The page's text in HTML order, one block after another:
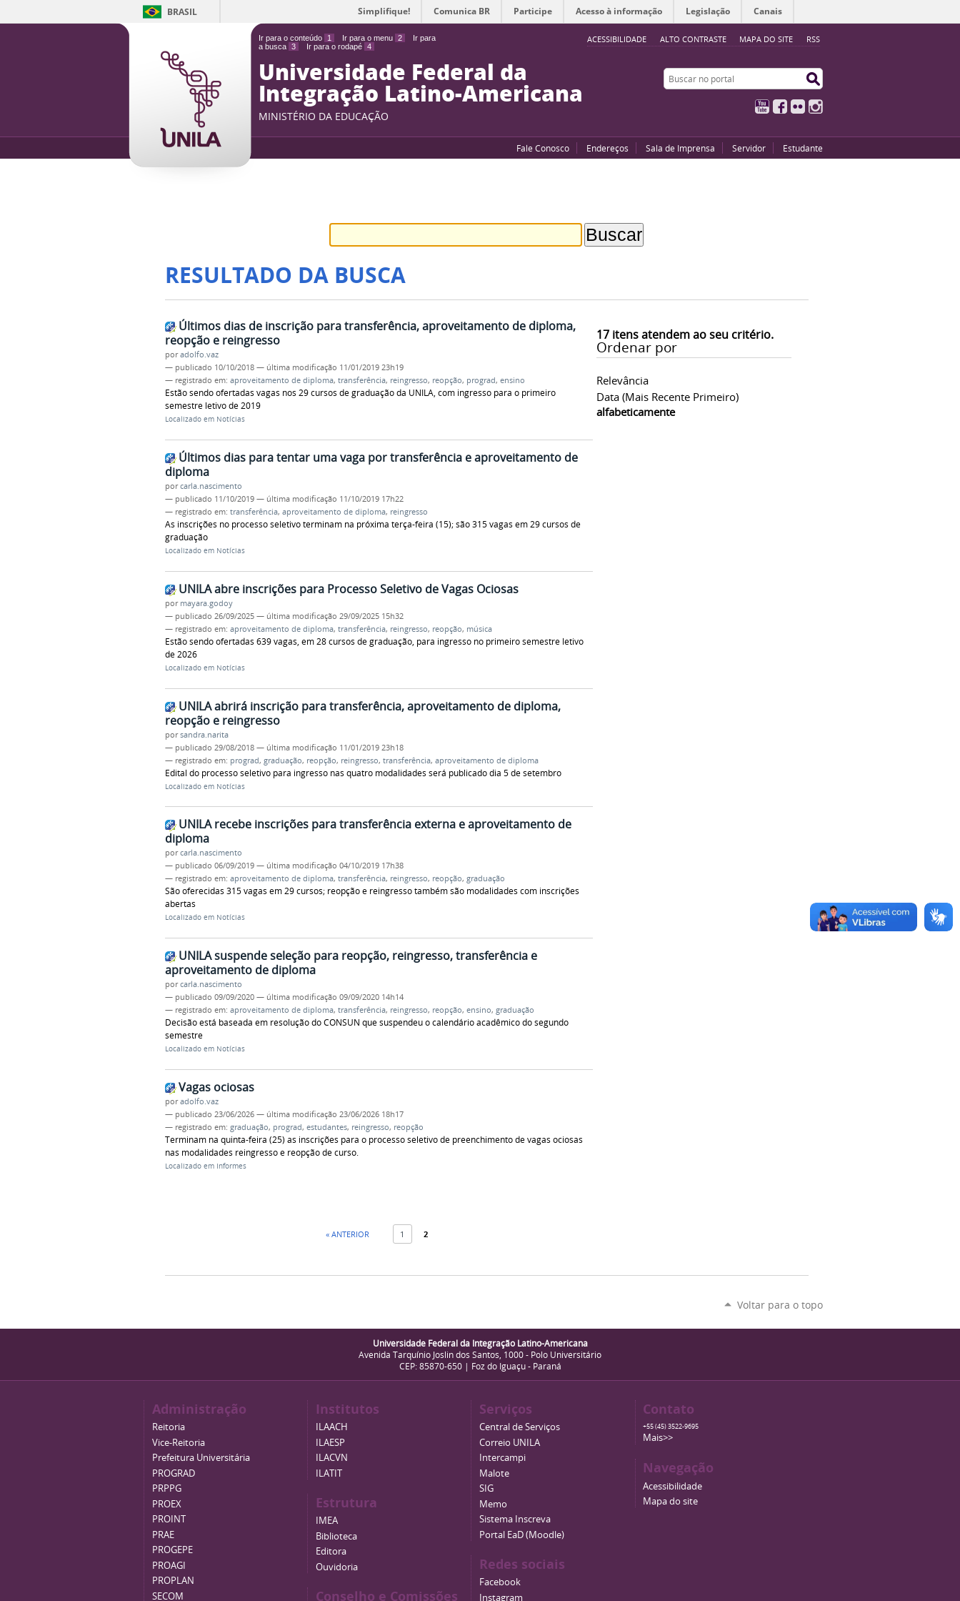
Ir para o conteúdo 1 Ir para o menu 2
Ir para
a busca 3 Ir para o rodapé 4
ACESSIBILIDADE ALTO CONTRASTE MAPA DO SITE RSS
BRASIL Simplifique! Comunica BR Participe Acesso à informação Legislação Canais
Universidade Federal da
Integração Latino-Americana
MINISTÉRIO DA EDUCAÇÃO
Buscar no portal
YouTubeFacebook
Flickr
Fale Conosco Endereços Sala de Imprensa Servidor Estudante
RESULTADO DA BUSCA
17itens atendem ao seu critério.
Ordenar por
Relevância
Data (mais Recente Primeiro)
alfabeticamente
Últimos dias de inscrição para transferência, aproveitamento de diploma,
reopção e reingresso
poradolfo.vaz
— publicado 10/10/2018 — última modificação 11/01/2019 23h19
— registrado em: aproveitamento de diploma, transferência, reingresso, reopção, prograd, ensino
Estão sendo ofertadas vagas nos 29 cursos de graduação da UNILA, com ingresso para o primeiro
semestre letivo de 2019
Localizado em Notícias
Últimos dias para tentar uma vaga por transferência e aproveitamento de
diploma
porcarla.nascimento
— publicado 11/10/2019 — última modificação 11/10/2019 17h22
— registrado em: transferência, aproveitamento de diploma, reingresso
As inscrições no processo seletivo terminam na próxima terça-feira (15); são 315 vagas em 29 cursos de
graduação
Localizado em Notícias
UNILA abre inscrições para Processo Seletivo de Vagas Ociosas
por mayara.godoy
— publicado 26/09/2025 — última modificação 29/09/2025 15h32
— registrado em: aproveitamento de diploma, transferência, reingresso, reopção, música
Estão sendo ofertadas 639 vagas, em 28 cursos de graduação, para ingresso no primeiro semestre letivo
de 2026
Localizado em Notícias
UNILA abrirá inscrição para transferência, aproveitamento de diploma,
reopção e reingresso
porsandra.narita
— publicado 29/08/2018 — última modificação 11/01/2019 23h18
— registrado em: prograd, graduação, reopção, reingresso, transferência, aproveitamento de diploma
Edital do processo seletivo para ingresso nas quatro modalidades será publicado dia 5 de setembro
Localizado em Notícias
UNILA recebe inscrições para transferência externa e aproveitamento de
diploma
porcarla.nascimento
— publicado 06/09/2019 — última modificação 04/10/2019 17h38
— registrado em: aproveitamento de diploma, transferência, reingresso, reopção, graduação
São oferecidas 315 vagas em 29 cursos; reopção e reingresso também são modalidades com inscrições
abertas
Localizado em Notícias
UNILA suspende seleção para reopção, reingresso, transferência e
aproveitamento de diploma
porcarla.nascimento
— publicado 09/09/2020 — última modificação 09/09/2020 14h14
— registrado em: aproveitamento de diploma, transferência, reingresso, reopção, ensino, graduação
Decisão está baseada em resolução do CONSUN que suspendeu o calendário acadêmico do segundo
semestre
Localizado em Notícias
Vagas ociosas
poradolfo.vaz
— publicado 23/06/2026 — última modificação 23/06/2026 18h17
— registrado em: graduação, prograd, estudantes, reingresso, reopção
Terminam na quinta-feira (25) as inscrições para o processo seletivo de preenchimento de vagas ociosas
nas modalidades reingresso e reopção de curso.
Localizado em Informes
« ANTERIOR 1 2
Voltar para o topo
Universidade Federal da Integração Latino-Americana
Avenida Tarquínio Joslin dos Santos, 1000 - Polo Universitário
CEP: 85870-650 | Foz do Iguaçu - Paraná
Administração
Reitoria
Vice-Reitoria
Prefeitura Universitária
PROGRAD
PRPPG
PROEX
PROINT
PRAE
PROGEPE
PROAGI
PROPLAN
SECOM
Institutos
ILAACH
ILAESP
ILACVN
ILATIT
Estrutura
IMEA
Biblioteca
Editora
Ouvidoria
Conselho e Comissões
Serviços
Central de Serviços
Correio UNILA
Intercampi
Malote
SIG
Memo
Sistema Inscreva
Portal EaD (Moodle)
Redes sociais
Facebook
Instagram
Contato
+55 (45) 3522-9695
Mais>>
Navegação
Acessibilidade
Mapa do site